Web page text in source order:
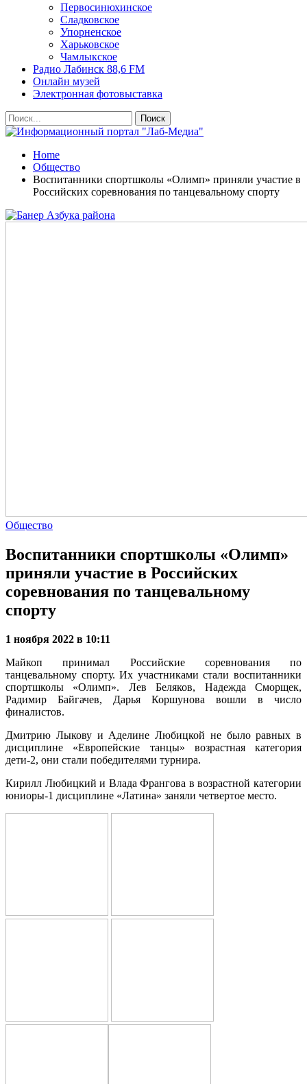
Первосинюхинское
Сладковское
Упорненское
Харьковское
Чамлыкское
Радио Лабинск 88,6 FM
Онлайн музей
Электронная фотовыставка
Home
Общество
Воспитанники спортшколы «Олимп» приняли участие в
Российских соревнования по танцевальному спорту
Общество
Воспитанники спортшколы «Олимп»
приняли участие в Российских
соревнования по танцевальному
спорту
1 ноября 2022 в 10:11
Майкоп принимал Российские соревнования по
танцевальному спорту. Их участниками стали воспитанники
спортшколы «Олимп». Лев Беляков, Надежда Сморщек,
Радимир Байгачев, Дарья Коршунова вошли в число
финалистов.
Дмитрию Лыкову и Аделине Любицкой не было равных в
дисциплине «Европейские танцы» возрастная категория
дети-2, они стали победителями турнира.
Кирилл Любицкий и Влада Франгова в возрастной категории
юниоры-1 дисциплине «Латина» заняли четвертое место.